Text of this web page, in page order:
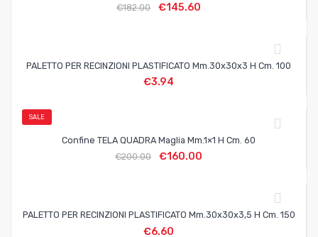
€182.00 €145.60
PALETTO PER RECINZIONI PLASTIFICATO Mm.30x30x3 H Cm. 100
€3.94
SALE
Confine TELA QUADRA Maglia Mm.1×1 H Cm. 60
€200.00 €160.00
PALETTO PER RECINZIONI PLASTIFICATO Mm.30x30x3,5 H Cm. 150
€6.60